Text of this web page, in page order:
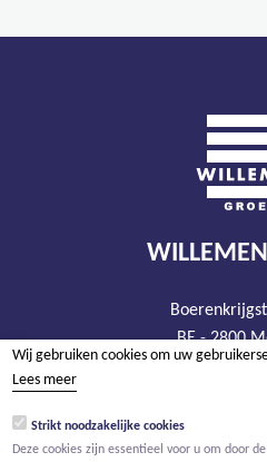
BE - 2800
tel +32 15
BTW BE
Wij gebruiken cookies om uw
Lees meer
Strikt noodzakelijke cookies
Deze cookies zijn essentieel voor u om door